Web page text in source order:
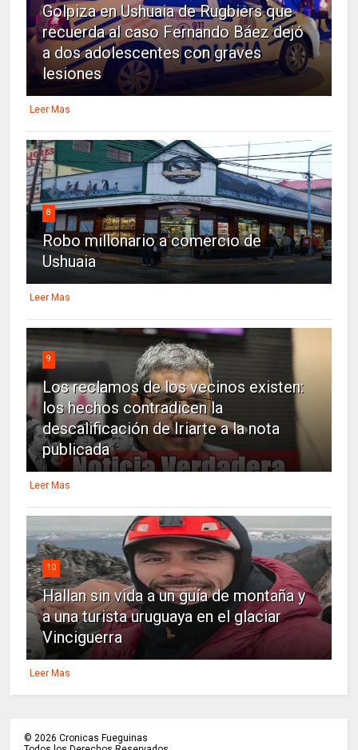
Golpiza en Ushuaia de Rugbiers que
recuerda al caso Fernando Báez dejó
a dos adolescentes con graves
lesiones
Leer Mas
8
Robo millonario a comercio de
Ushuaia
Leer Mas
9
Los reclamos de los vecinos existen:
los hechos contradicen la
descalificación de Iriarte a la nota
publicada
Leer Mas
10
Hallan sin vida a un guía de montaña y
a una turista uruguaya en el glaciar
Vinciguerra
Leer Mas
© 2026 Cronicas Fueguinas